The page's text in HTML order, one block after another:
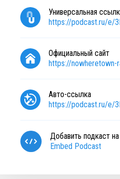
Универсальная
https://podcast.ru/e/
Официальный сайт
https://nowheretown-
Авто-ссылка
https://podcast.ru/e/
Добавить подкаст
Embed Podcast